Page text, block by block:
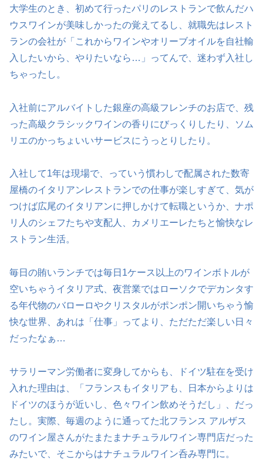
大学生のとき、初めて行ったパリのレストランで飲んだハ
ウスワインが美味しかったの覚えてるし、就職先はレスト
ランの会社が「これからワインやオリーブオイルを自社輸
入したいから、やりたいなら…」ってんで、迷わず入社し
ちゃったし。
入社前にアルバイトした銀座の高級フレンチのお店で、残
った高級クラシックワインの香りにびっくりしたり、ソム
リエのかっちょいいサービスにうっとりしたり。
入社して1年は現場で、っていう慣わしで配属された数寄
屋橋のイタリアンレストランでの仕事が楽しすぎて、気が
つけば広尾のイタリアンに押しかけて転職というか、ナポ
リ人のシェフたちや支配人、カメリエーレたちと愉快なレ
ストラン生活。
毎日の賄いランチでは毎日1ケース以上のワインボトルが
空いちゃうイタリア式、夜営業ではローソクでデカンタす
る年代物のバローロやクリスタルがポンポン開いちゃう愉
快な世界、あれは「仕事」ってより、ただただ楽しい日々
だったなぁ…
サラリーマン労働者に変身してからも、ドイツ駐在を受け
入れた理由は、「フランスもイタリアも、日本からよりは
ドイツのほうが近いし、色々ワイン飲めそうだし」、だっ
たし。実際、毎週のように通ってた北フランス アルザス
のワイン屋さんがたまたまナチュラルワイン専門店だった
みたいで、そこからはナチュラルワイン呑み専門に。